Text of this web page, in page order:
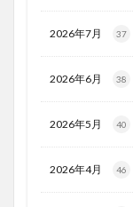
2026年7月 37
2026年6月 38
2026年5月 40
2026年4月 46